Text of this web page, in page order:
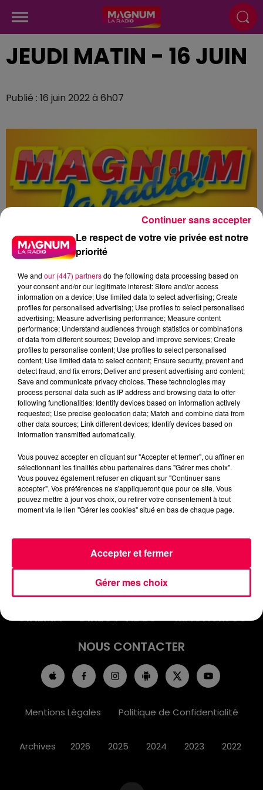
JEUDI MATIN - 16 JUIN
Publié : 16 juin 2022 à 6h07
Flash infos
Crédit :Flash infos
podcasts/2022/06/2022-06-16-08-07-
02_2022_06_16_8H_16062022.mp3
INFOS
EMISSIONS
JEUX
PODCASTS
CINÉMA
DIRECT VIDÉO
MAGNUM 80
NOUS CONTACTER
Mentions Légales Politique de Confidentialité
Archives 2026 2025 2024 2023 2022
Le respect de votre vie privée est notre
priorité
We and our (447) partnersdo the following data processing based on
your consent and/or our legitimate interest: Store and/or access
information on a device; Use limited data to select advertising; Create
profiles for personalised advertising; Use profiles to select personalised
advertising; Measure advertising performance; Measure content
performance; Understand audiences through statistics or combinations
of data from different sources; Develop and improve services; Create
profiles to personalise content; Use profiles to select personalised
content; Use limited data to select content; Ensure security, prevent and
detect fraud, and fix errors; Deliver and present advertising and content;
Save and communicate privacy choices. These technologies may
process personal data such as IP address and browsing data to offer
following functionalities: Identify devices based on information actively
requested; Use precise geolocation data; Match and combine data from
other data sources; Link different devices; Identify devices based on
information transmitted automatically.
Vous pouvez accepter en cliquant sur "Accepter et fermer", ou affiner en
sélectionnant les finalités et/ou partenaires dans "Gérer mes choix".
Vous pouvez également refuser en cliquant sur "Continuer sans
accepter". Vos préférences ne s'appliqueront que pour ce site. Vous
pouvez mettre à jour vos choix, ou retirer votre consentement à tout
moment via le lien "Gérer les cookies" situé en bas de chaque page.
Gérer mes choix
Accepter et fermer
Continuer sans accepter